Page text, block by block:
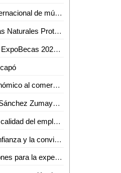
Este lunes inició el 5º encuentro internacional de música de cámara
SEGAM analiza cinco nuevas Áreas Naturales Protegidas para frenar la deforestación en San Luis Potosí
¿Descuentos de 60%? Conoce las ExpoBecas 2026, por primera vez en Ciudad Valles
Regreso a clases dará respiro económico al comercio de Ciudad Valles: Canaco
Reporte Índigo "encuera" mafia de Sánchez Zumaya en Pemex
SLP alcanzó un índice de 70.32 en calidad del empleo en el primer trimestre de 2026
El arte fortalece la expresión, la confianza y la convivencia en la sociedad: Iraís Verástegui
Gobierno del estado abre inscripciones para la experiencia Toyota en ventas